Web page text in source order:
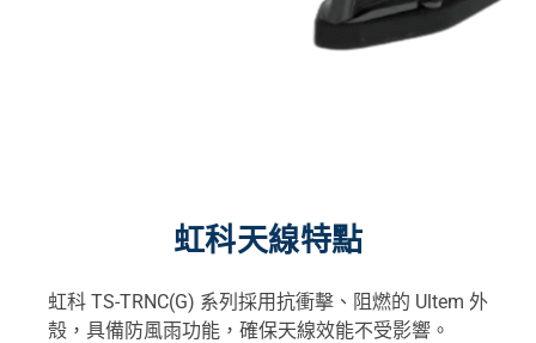
虹科天線特點
虹科 TS-TRNC(G) 系列採用抗衝擊、阻燃的 Ultem 外
殼，具備防風雨功能，確保天線效能不受影響。